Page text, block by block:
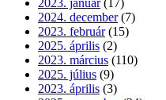
2023. január (17)
2024. december (7)
2023. február (15)
2025. április (2)
2023. március (110)
2025. július (9)
2023. április (3)